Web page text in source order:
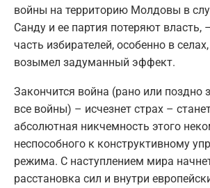
войны на территорию Молдовы в
Санду и ее партия потеряют
часть избирателей, особенно в
возымел задуманный эффект.
Закончится война (рано или поздно
все войны) – исчезнет страх –
абсолютная никчемность этого
неспособного к конструктивному
режима. С наступлением мира
расстановка сил и внутри